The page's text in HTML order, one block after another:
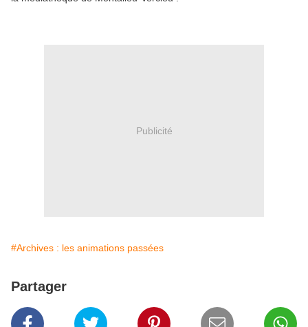
Publicité
#Archives : les animations passées
Partager